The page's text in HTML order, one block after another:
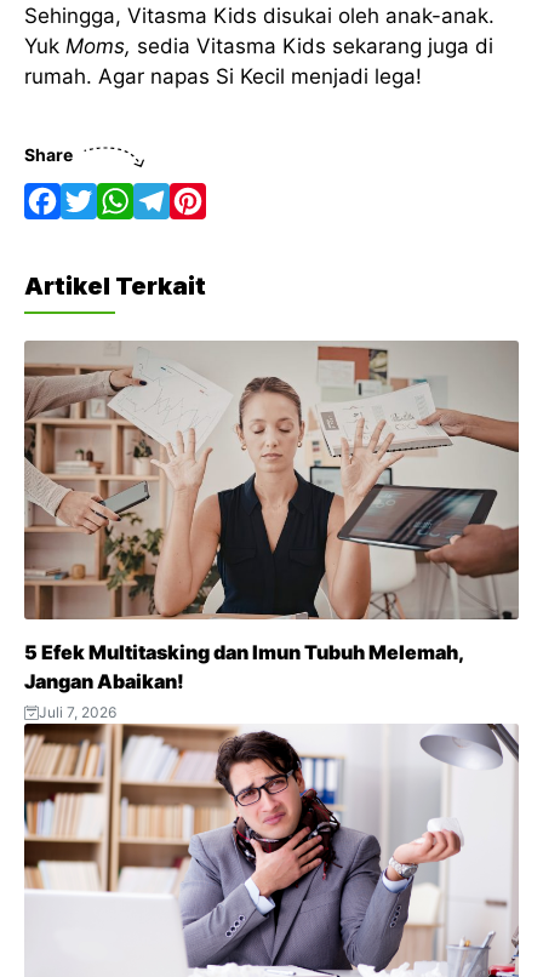
Sehingga, Vitasma Kids disukai oleh anak-anak.
Yuk Moms, sedia Vitasma Kids sekarang juga di
rumah. Agar napas Si Kecil menjadi lega!
Share
a
c
e
b
o
o
k
w
i
t
t
e
r
h
a
t
s
A
p
p
e
g
r
a
m
t
e
s
Artikel Terkait
5 Efek Multitasking dan Imun Tubuh Melemah,
Jangan Abaikan!
Juli 7, 2026